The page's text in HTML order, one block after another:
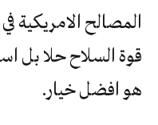
المصالح الامريكية
قوة السلاح حلا بل
هو افضل خيار.